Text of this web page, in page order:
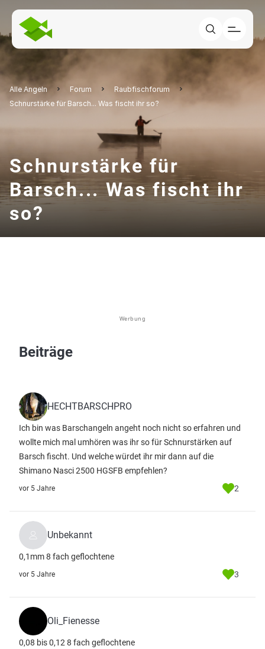
Alle Angeln Forum
Raubfischforum
Schnurstärke für Barsch... Was fischt ihr so?
Schnurstärke für
Barsch... Was fischt ihr
so?
Werbung
Beiträge
HECHTBARSCHPRO
Ich bin was Barschangeln angeht noch nicht so erfahren und
wollte mich mal umhören was ihr so für Schnurstärken auf
Barsch fischt. Und welche würdet ihr mir dann auf die
Shimano Nasci 2500 HGSFB empfehlen?
vor 5 Jahre 2
Unbekannt
0,1mm 8 fach geflochtene
vor 5 Jahre 3
Oli_Fienesse
0,08 bis 0,12 8 fach geflochtene